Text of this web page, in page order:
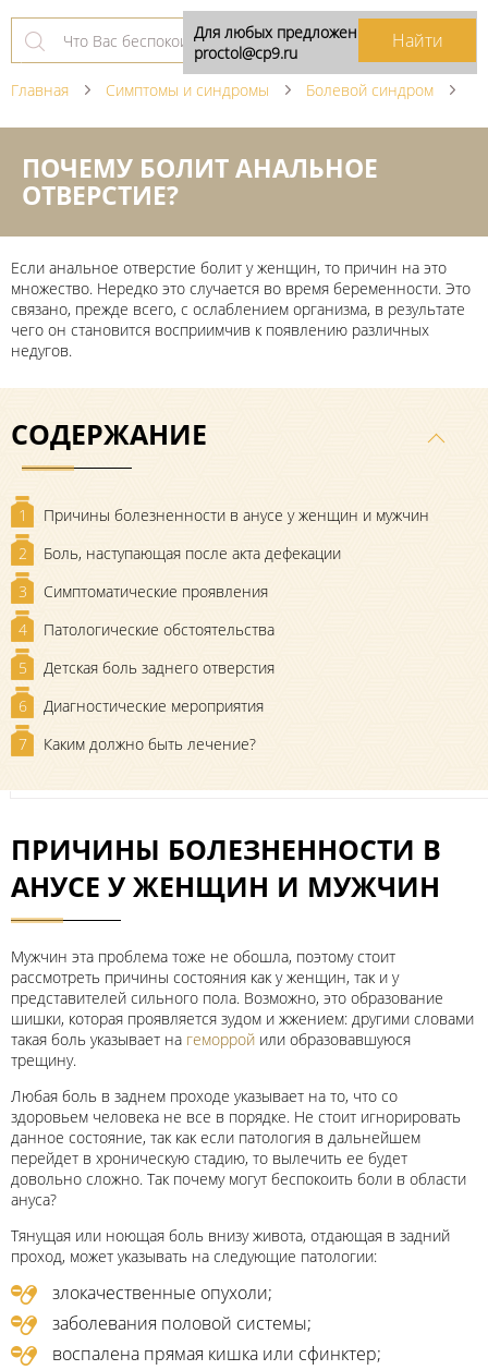
Главная Симптомы и синдромы Болевой синдром
ПОЧЕМУ БОЛИТ АНАЛЬНОЕ
ОТВЕРСТИЕ?
Если анальное отверстие болит у женщин, то причин на это
множество. Нередко это случается во время беременности. Это
связано, прежде всего, с ослаблением организма, в результате
чего он становится восприимчив к появлению различных
недугов.
СОДЕРЖАНИЕ
1
Причины болезненности в анусе у женщин и мужчин
2
Боль, наступающая после акта дефекации
3
Симптоматические проявления
4
Патологические обстоятельства
5
Детская боль заднего отверстия
6
Диагностические мероприятия
7
Каким должно быть лечение?
ПРИЧИНЫ БОЛЕЗНЕННОСТИ В
АНУСЕ У ЖЕНЩИН И МУЖЧИН
Мужчин эта проблема тоже не обошла, поэтому стоит
рассмотреть причины состояния как у женщин, так и у
представителей сильного пола. Возможно, это образование
шишки, которая проявляется зудом и жжением: другими словами
такая боль указывает на геморрой или образовавшуюся
трещину.
Любая боль в заднем проходе указывает на то, что со
здоровьем человека не все в порядке. Не стоит игнорировать
данное состояние, так как если патология в дальнейшем
перейдет в хроническую стадию, то вылечить ее будет
довольно сложно. Так почему могут беспокоить боли в области
ануса?
Тянущая или ноющая боль внизу живота, отдающая в задний
проход, может указывать на следующие патологии:
злокачественные опухоли;
заболевания половой системы;
воспалена прямая кишка или сфинктер;
Для любых предложений по сайту:
proctol@cp9.ru